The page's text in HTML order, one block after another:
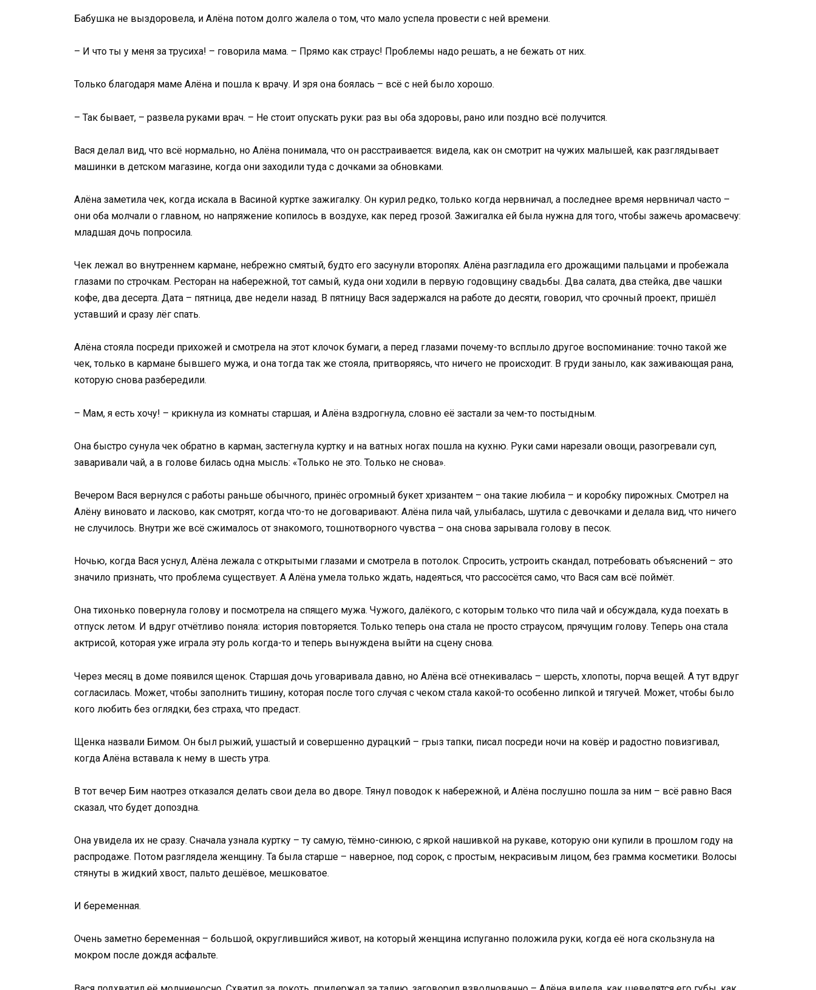
Бабушка не выздоровела, и Алёна потом долго жалела о том, что мало успела провести с ней времени.
– И что ты у меня за трусиха! – говорила мама. – Прямо как страус! Проблемы надо решать, а не бежать от них.
Только благодаря маме Алёна и пошла к врачу. И зря она боялась – всё с ней было хорошо.
– Так бывает, – развела руками врач. – Не стоит опускать руки: раз вы оба здоровы, рано или поздно всё получится.
Вася делал вид, что всё нормально, но Алёна понимала, что он расстраивается: видела, как он смотрит на чужих малышей, как разглядывает
машинки в детском магазине, когда они заходили туда с дочками за обновками.
Алёна заметила чек, когда искала в Васиной куртке зажигалку. Он курил редко, только когда нервничал, а последнее время нервничал часто –
они оба молчали о главном, но напряжение копилось в воздухе, как перед грозой. Зажигалка ей была нужна для того, чтобы зажечь аромасвечу:
младшая дочь попросила.
Чек лежал во внутреннем кармане, небрежно смятый, будто его засунули второпях. Алёна разгладила его дрожащими пальцами и пробежала
глазами по строчкам. Ресторан на набережной, тот самый, куда они ходили в первую годовщину свадьбы. Два салата, два стейка, две чашки
кофе, два десерта. Дата – пятница, две недели назад. В пятницу Вася задержался на работе до десяти, говорил, что срочный проект, пришёл
уставший и сразу лёг спать.
Алёна стояла посреди прихожей и смотрела на этот клочок бумаги, а перед глазами почему-то всплыло другое воспоминание: точно такой же
чек, только в кармане бывшего мужа, и она тогда так же стояла, притворяясь, что ничего не происходит. В груди заныло, как заживающая рана,
которую снова разбередили.
– Мам, я есть хочу! – крикнула из комнаты старшая, и Алёна вздрогнула, словно её застали за чем-то постыдным.
Она быстро сунула чек обратно в карман, застегнула куртку и на ватных ногах пошла на кухню. Руки сами нарезали овощи, разогревали суп,
заваривали чай, а в голове билась одна мысль: «Только не это. Только не снова».
Вечером Вася вернулся с работы раньше обычного, принёс огромный букет хризантем – она такие любила – и коробку пирожных. Смотрел на
Алёну виновато и ласково, как смотрят, когда что-то не договаривают. Алёна пила чай, улыбалась, шутила с девочками и делала вид, что ничего
не случилось. Внутри же всё сжималось от знакомого, тошнотворного чувства – она снова зарывала голову в песок.
Ночью, когда Вася уснул, Алёна лежала с открытыми глазами и смотрела в потолок. Спросить, устроить скандал, потребовать объяснений – это
значило признать, что проблема существует. А Алёна умела только ждать, надеяться, что рассосётся само, что Вася сам всё поймёт.
Она тихонько повернула голову и посмотрела на спящего мужа. Чужого, далёкого, с которым только что пила чай и обсуждала, куда поехать в
отпуск летом. И вдруг отчётливо поняла: история повторяется. Только теперь она стала не просто страусом, прячущим голову. Теперь она стала
актрисой, которая уже играла эту роль когда-то и теперь вынуждена выйти на сцену снова.
Через месяц в доме появился щенок. Старшая дочь уговаривала давно, но Алёна всё отнекивалась – шерсть, хлопоты, порча вещей. А тут вдруг
согласилась. Может, чтобы заполнить тишину, которая после того случая с чеком стала какой-то особенно липкой и тягучей. Может, чтобы было
кого любить без оглядки, без страха, что предаст.
Щенка назвали Бимом. Он был рыжий, ушастый и совершенно дурацкий – грыз тапки, писал посреди ночи на ковёр и радостно повизгивал,
когда Алёна вставала к нему в шесть утра.
В тот вечер Бим наотрез отказался делать свои дела во дворе. Тянул поводок к набережной, и Алёна послушно пошла за ним – всё равно Вася
сказал, что будет допоздна.
Она увидела их не сразу. Сначала узнала куртку – ту самую, тёмно-синюю, с яркой нашивкой на рукаве, которую они купили в прошлом году на
распродаже. Потом разглядела женщину. Та была старше – наверное, под сорок, с простым, некрасивым лицом, без грамма косметики. Волосы
стянуты в жидкий хвост, пальто дешёвое, мешковатое.
И беременная.
Очень заметно беременная – большой, округлившийся живот, на который женщина испуганно положила руки, когда её нога скользнула на
мокром после дождя асфальте.